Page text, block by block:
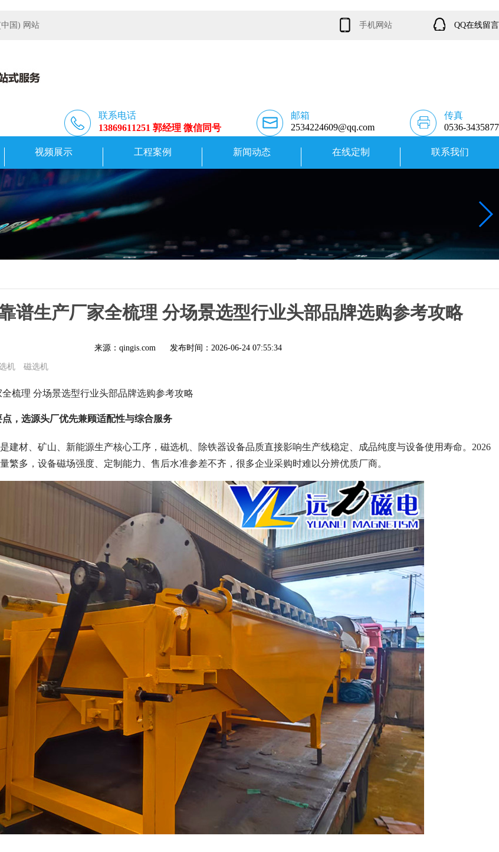
国) 网站 手机网站 QQ在线留言
联系电话
13869611251 郭经理 微信同号
邮箱
2534224609@qq.com
传真
0536-3435877
视频展示 工程案例 新闻动态 在线定制 联系我们
稀土永磁辊式强磁选机 RCT系列全磁永磁滚筒 河沙磁选机工作原理
谱生产厂家全梳理 分场景选型行业头部品牌选购参考攻略
来源：qingis.com 发布时间： 2026-06-24 07:55:34
机 磁选机
全梳理 分场景选型行业头部品牌选购参考攻略
，选源头厂优先兼顾适配性与综合服务
建材、矿山、新能源生产核心工序，磁选机、除铁器设备品质直接影响生产线稳定、成品纯度与设备使用寿命。2026
繁多，设备磁场强度、定制能力、售后水准参差不齐，很多企业采购时难以分辨优质厂商。